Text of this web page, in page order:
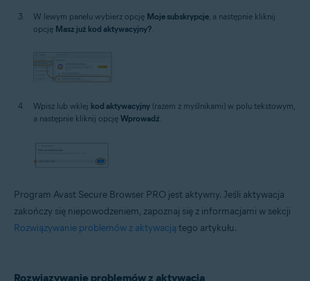
W lewym panelu wybierz opcję Moje subskrypcje , a następnie kliknij
opcję Masz już kod aktywacyjny?
Wpisz lub wklej kod aktywacyjny (razem z myślnikami) w polu tekstowym,
a następnie kliknij opcję Wprowadź.
Program Avast Secure Browser PRO jest aktywny. Jeśli aktywacja
zakończy się niepowodzeniem, zapoznaj się z informacjami w sekcji
Rozwiązywanie problemów z aktywacją tego artykułu.
Rozwiązywanie problemów z aktywacją